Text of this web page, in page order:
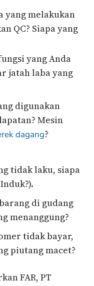
yang melakukan
QC? Siapa yang
yang Anda
jatah laba yang
digunakan
Mesin
dagang?
tidak laku, siapa
di gudang
menanggung?
tidak bayar,
piutang macet?
FAR, PT